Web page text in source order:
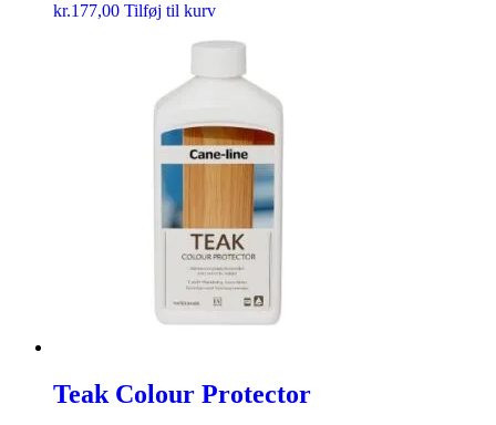
kr.177,00 Tilføj til kurv
Teak Colour Protector